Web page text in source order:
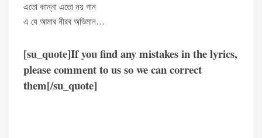
এতো কান্না এতো নয় গান
এ যে আমার নীরব অভিমান…
[su_quote]If you find any mistakes in the lyrics,
please comment to us so we can correct
them[/su_quote]